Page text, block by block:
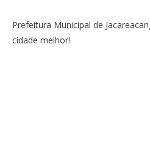
Prefeitura Municipal de
cidade melhor!